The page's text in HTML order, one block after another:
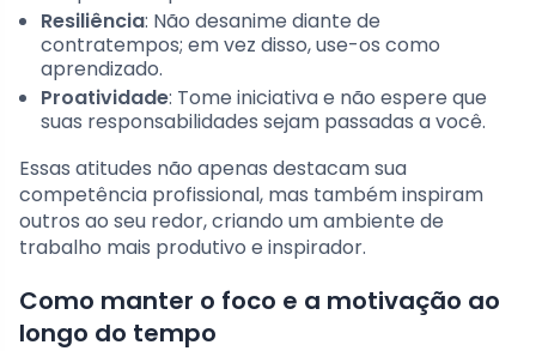
Resiliência: Não desanime diante de
contratempos; em vez disso, use-os como
aprendizado.
Proatividade: Tome iniciativa e não espere que
suas responsabilidades sejam passadas a você.
Essas atitudes não apenas destacam sua
competência profissional, mas também inspiram
outros ao seu redor, criando um ambiente de
trabalho mais produtivo e inspirador.
Como manter o foco e a motivação ao
longo do tempo